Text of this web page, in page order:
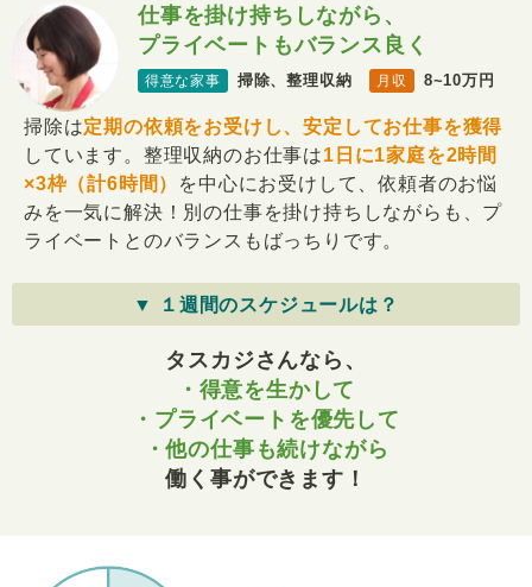
仕事を掛け持ちしながら、
プライベートもバランス良く
得意な家事 掃除、整理収納 月収 8~10万円
掃除は定期の依頼をお受けし、安定してお仕事を獲得
しています。整理収納のお仕事は1日に1家庭を2時間
×3枠（計6時間）
を中心にお受けして、依頼者のお悩
みを一気に解決！別の仕事を掛け持ちしながらも、プ
ライベートとのバランスもばっちりです。
▼ １週間のスケジュールは？
タスカジさんなら、
・得意を生かして
・プライベートを優先して
・他の仕事も続けながら
働く事ができます！